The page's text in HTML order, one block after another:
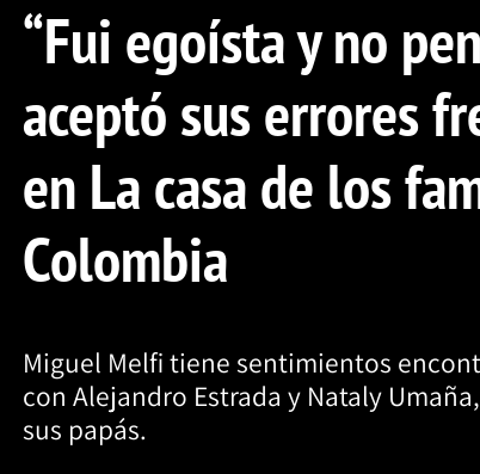
“Fui egoísta y no
aceptó sus errores
en La casa de los
Colombia
Miguel Melfi tiene sentimientos
con Alejandro Estrada y Nataly
sus papás.